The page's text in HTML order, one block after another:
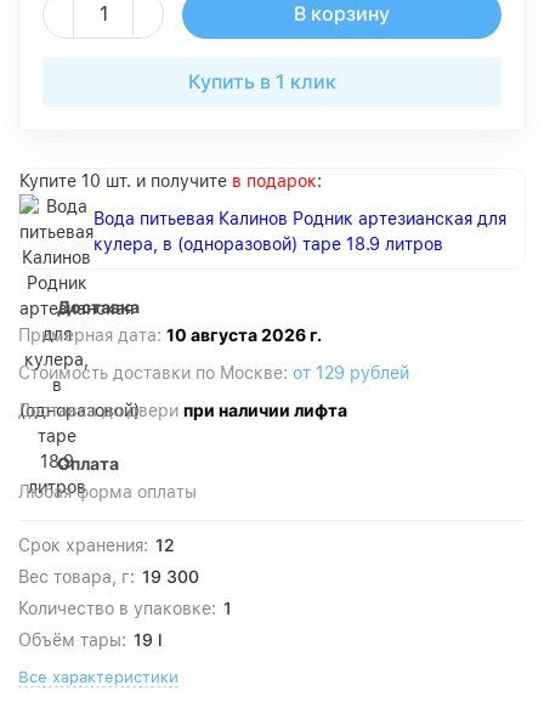
В корзину
Купить в 1 клик
Купите 10 шт. и получите в подарок:
Вода питьевая Калинов Родник артезианская для
кулера, в (одноразовой) таре 18.9 литров
Доставка
Примерная дата: 10 августа 2026 г.
Стоимость доставки по Москве: от 129 рублей
Доставка до двери при наличии лифта
Оплата
Любая форма оплаты
Срок хранения: 12
Вес товара, г: 19 300
Количество в упаковке: 1
Объём тары: 19 l
Все характеристики